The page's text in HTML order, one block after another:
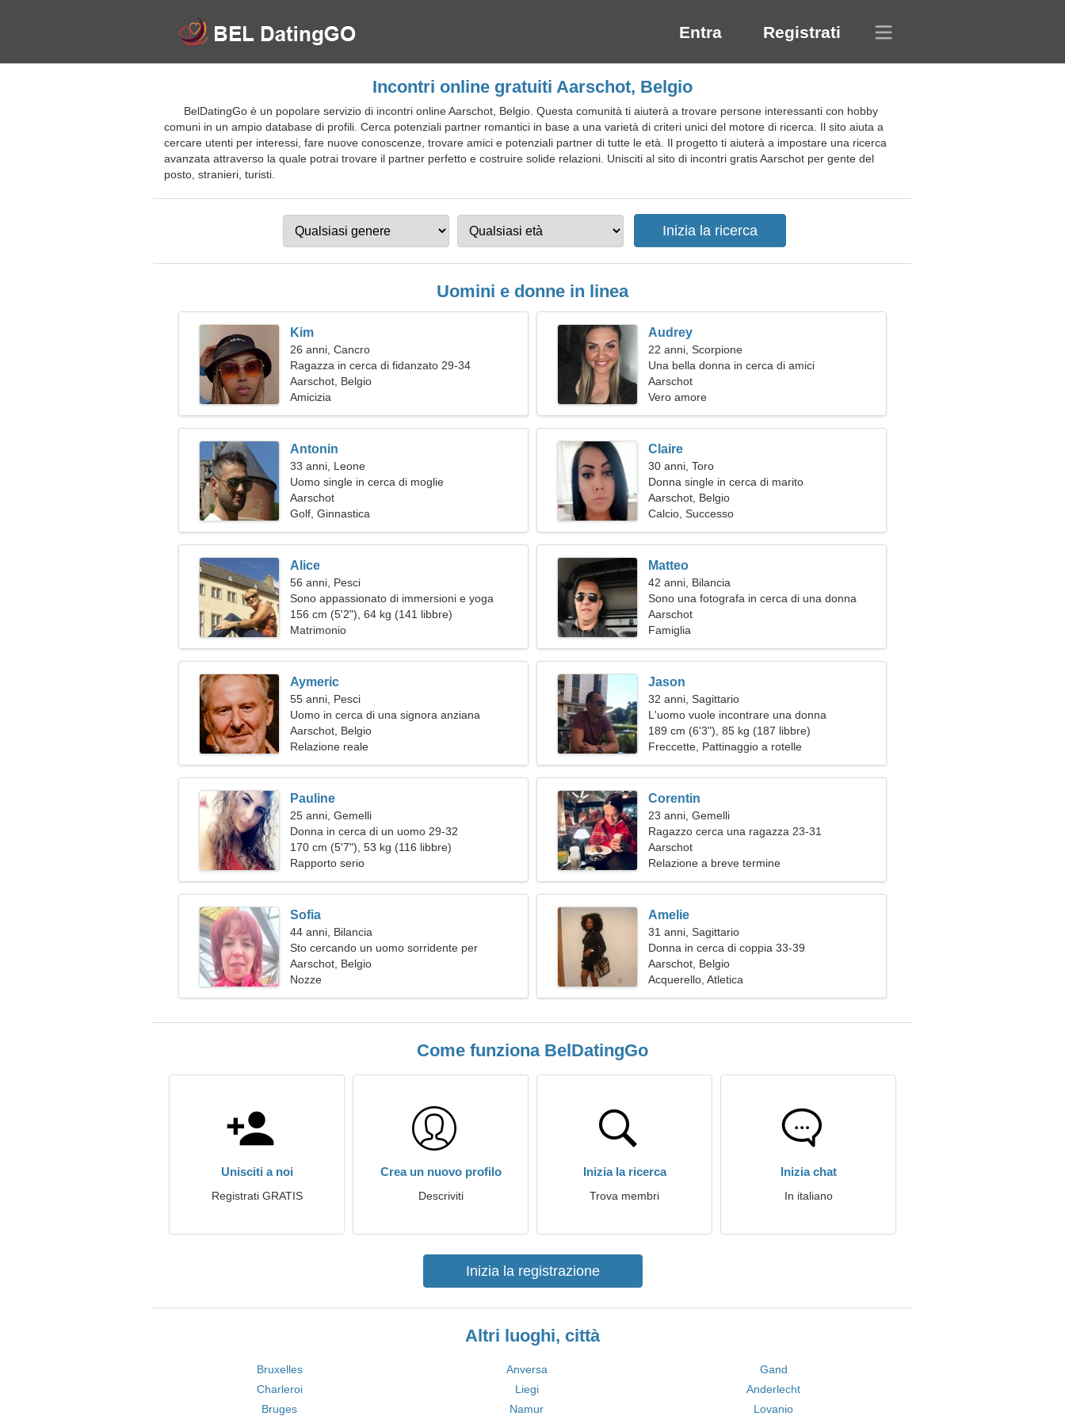
Entra Registrati
Incontri online gratuiti Aarschot, Belgio
BelDatingGo è un popolare servizio di incontri online Aarschot, Belgio. Questa comunità ti aiuterà a trovare persone interessanti con hobby
comuni in un ampio database di profili. Cerca potenziali partner romantici in base a una varietà di criteri unici del motore di ricerca. Il sito aiuta a
cercare utenti per interessi, fare nuove conoscenze, trovare amici e potenziali partner di tutte le età. Il progetto ti aiuterà a impostare una ricerca
avanzata attraverso la quale potrai trovare il partner perfetto e costruire solide relazioni. Unisciti al sito di incontri gratis Aarschot per gente del
posto, stranieri, turisti.
Uomini e donne in linea
Kim
26 anni, Cancro
Ragazza in cerca di fidanzato 29-34
Aarschot, Belgio
Amicizia
Audrey
22 anni, Scorpione
Una bella donna in cerca di amici
Aarschot
Vero amore
Antonin
33 anni, Leone
Uomo single in cerca di moglie
Aarschot
Golf, Ginnastica
Claire
30 anni, Toro
Donna single in cerca di marito
Aarschot, Belgio
Calcio, Successo
Alice
56 anni, Pesci
Sono appassionato di immersioni e yoga
156 cm (5'2"), 64 kg (141 libbre)
Matrimonio
Matteo
42 anni, Bilancia
Sono una fotografa in cerca di una donna
esperta
Aarschot
Famiglia
Aymeric
55 anni, Pesci
Uomo in cerca di una signora anziana
Aarschot, Belgio
Relazione reale
Jason
32 anni, Sagittario
L'uomo vuole incontrare una donna
189 cm (6'3"), 85 kg (187 libbre)
Freccette, Pattinaggio a rotelle
Pauline
25 anni, Gemelli
Donna in cerca di un uomo 29-32
170 cm (5'7"), 53 kg (116 libbre)
Rapporto serio
Corentin
23 anni, Gemelli
Ragazzo cerca una ragazza 23-31
Aarschot
Relazione a breve termine
Sofia
44 anni, Bilancia
Sto cercando un uomo sorridente per
viaggiare insieme
Aarschot, Belgio
Nozze
Amelie
31 anni, Sagittario
Donna in cerca di coppia 33-39
Aarschot, Belgio
Acquerello, Atletica
Come funziona BelDatingGo
Unisciti a noi
Registrati GRATIS
Crea un nuovo profilo
Descriviti
Inizia la ricerca
Trova membri
Inizia chat
In italiano
Inizia la registrazione
Altri luoghi, città
Bruxelles Anversa
Gand
Charleroi
Liegi
Anderlecht
Bruges
Namur Lovanio